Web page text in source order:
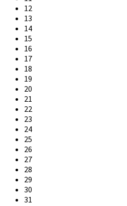
12
13
14
15
16
17
18
19
20
21
22
23
24
25
26
27
28
29
30
31